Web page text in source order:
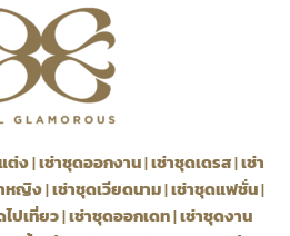
ต่ง|เช่าชุดออกงาน|เช่าชุดเดรส|เช่า
หญิง|เช่าชุดเวียดนาม|เช่าชุดแฟชั่น|
ไปเที่ยว|เช่าชุดออกเดท|เช่าชุดงาน